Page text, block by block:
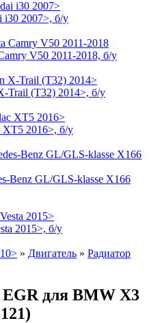
i30 2007>, б/у
V50 2011-2018, б/у
Trail (T32) 2014>, б/у
XT5 2016>, б/у
Benz GL/GLS-klasse X166
2015>, б/у
» Двигатель » Радиатор
для BMW X3